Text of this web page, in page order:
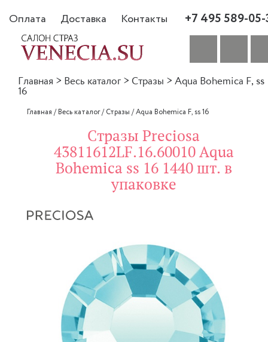
Оплата Доставка Контакты +7 495 589-
Главная > Весь каталог > Стразы > Aqua Bohemica F, ss
16
Главная /Весь каталог/Стразы /Aqua Bohemica F, ss 16
Стразы Preciosa
43811612LF.16.60010 Aqua
Bohemica ss 16 1440 шт. в
упаковке